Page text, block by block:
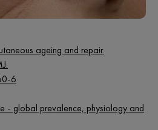
ageing and repair.
6
- global prevalence, physiology and